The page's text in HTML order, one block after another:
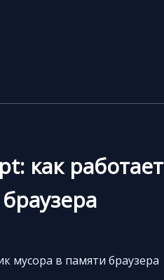
как работает
мусора в памяти браузера